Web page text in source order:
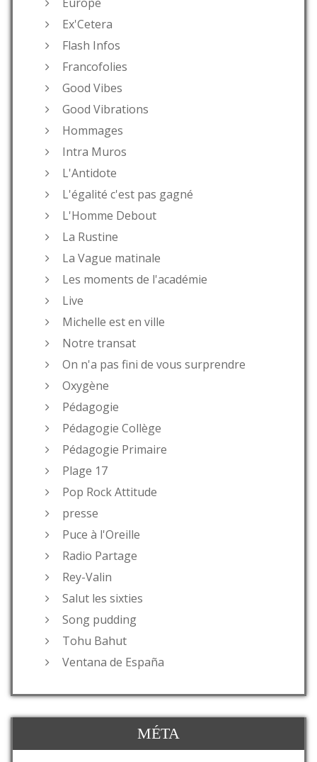
Ex'Cetera
Flash Infos
Francofolies
Good Vibes
Good Vibrations
Hommages
Intra Muros
L'Antidote
L'égalité c'est pas gagné
L'Homme Debout
La Rustine
La Vague matinale
Les moments de l'académie
Live
Michelle est en ville
Notre transat
On n'a pas fini de vous surprendre
Oxygène
Pédagogie
Pédagogie Collège
Pédagogie Primaire
Plage 17
Pop Rock Attitude
presse
Puce à l'Oreille
Radio Partage
Rey-Valin
Salut les sixties
Song pudding
Tohu Bahut
Ventana de España
MÉTA